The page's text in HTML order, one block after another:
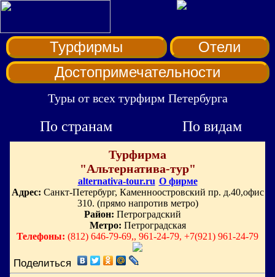
Турфирмы
Отели
Достопримечательности
Туры от всех турфирм Петербурга
По странам По видам
Турфирма
"Альтернатива-тур"
alternativa-tour.ru О фирме
Адрес: Санкт-Петербург, Каменноостровский пр. д.40,офис
310. (прямо напротив метро)
Район: Петроградский
Метро: Петроградская
Телефоны: (812) 646-79-69,, 961-24-79, +7(921) 961-24-79
Поделиться